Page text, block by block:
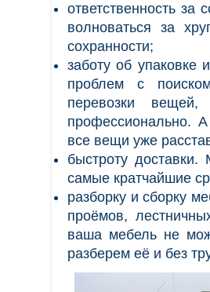
ответственность
волноваться за
сохранности;
заботу об упаковке
проблем с
перевозки
профессионально.
все вещи уже
быстроту
самые кратчайшие
разборку и сборку
проёмов,
ваша мебель не
разберем её и без